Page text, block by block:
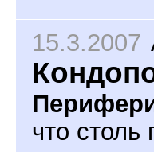
15.3.2007
что столь